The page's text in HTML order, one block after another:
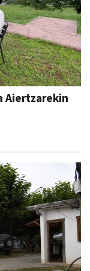
Aiertzarekin